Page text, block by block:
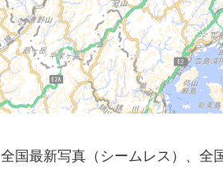
全国最新写真（シームレス）、全